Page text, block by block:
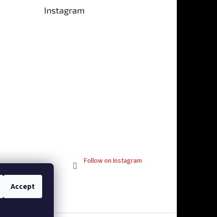
Accept
out of 5 stars.
Instagram
Follow on Instagram
Facebook